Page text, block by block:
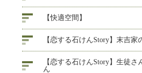
【快適空間】
【恋する石けんStory】末吉家
【恋する石けんStory】生徒さ
ん